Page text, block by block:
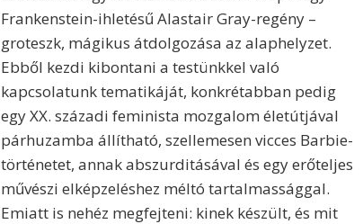
Frankenstein-ihletésű Alastair Gray-regény –
groteszk, mágikus átdolgozása az alaphelyzet.
Ebből kezdi kibontani a testünkkel való
kapcsolatunk tematikáját, konkrétabban pedig
egy XX. századi feminista mozgalom életútjával
párhuzamba állítható, szellemesen vicces Barbie-
történetet, annak abszurditásával és egy erőteljes
művészi elképzeléshez méltó tartalmassággal.
Emiatt is nehéz megfejteni: kinek készült, és mit